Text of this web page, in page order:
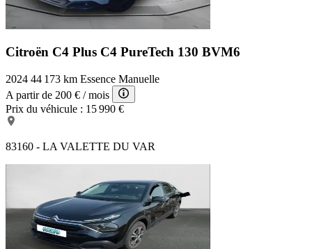
Citroën C4 Plus C4 PureTech 130 BVM6
2024 44 173 km Essence Manuelle
A partir de 200 € / mois
Prix du véhicule : 15 990 €
83160 - LA VALETTE DU VAR